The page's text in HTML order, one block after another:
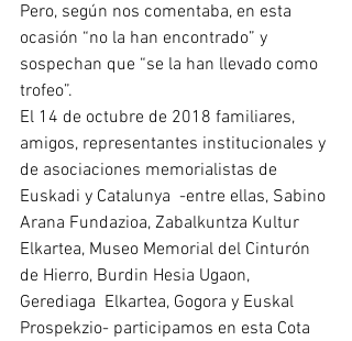
Pero, según nos comentaba, en esta
ocasión “no la han encontrado” y
sospechan que “se la han llevado como
trofeo”.
El 14 de octubre de 2018 familiares,
amigos, representantes institucionales y
de asociaciones memorialistas de
Euskadi y Catalunya  -entre ellas, Sabino
Arana Fundazioa, Zabalkuntza Kultur
Elkartea, Museo Memorial del Cinturón
de Hierro, Burdin Hesia Ugaon,
Gerediaga  Elkartea, Gogora y Euskal
Prospekzio- participamos en esta Cota